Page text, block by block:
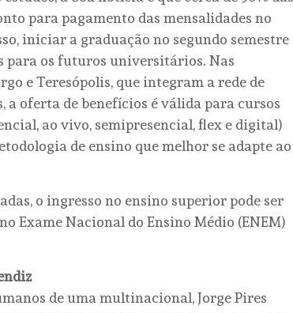
para pagamento das mensalidades no
iniciar a graduação no segundo semestre
para os futuros universitários. Nas
e Teresópolis, que integram a rede de
a oferta de benefícios é válida para cursos
ao vivo, semipresencial, flex e digital)
de ensino que melhor se adapte ao
o ingresso no ensino superior pode ser
Exame Nacional do Ensino Médio (ENEM)
de uma multinacional, Jorge Pires